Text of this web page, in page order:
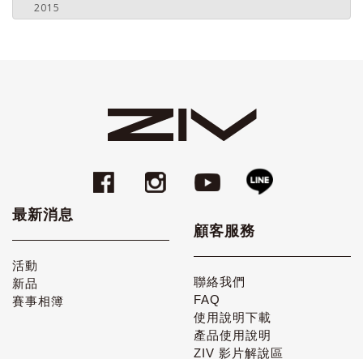
2015
最新消息
活動
新品
賽事相簿
顧客服務
聯絡我們
FAQ
使用說明下載
產品使用說明
ZIV 影片解說區